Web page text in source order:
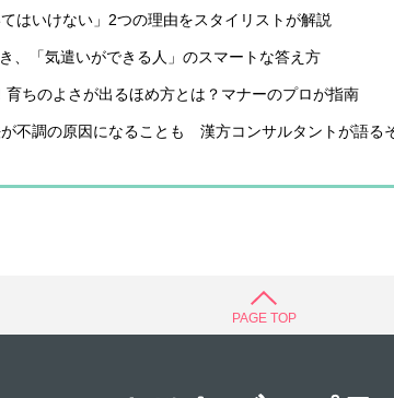
はいけない」2つの理由をスタイリストが解説
、「気遣いができる人」のスマートな答え方
育ちのよさが出るほめ方とは？マナーのプロが指南
が不調の原因になることも 漢方コンサルタントが語る
PAGE TOP